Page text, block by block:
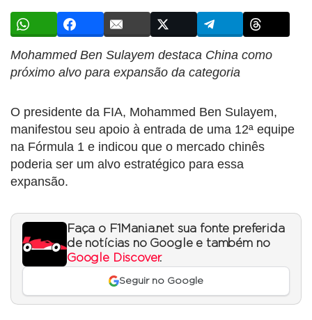
Mohammed Ben Sulayem destaca China como
próximo alvo para expansão da categoria
O presidente da FIA, Mohammed Ben Sulayem,
manifestou seu apoio à entrada de uma 12ª equipe
na Fórmula 1 e indicou que o mercado chinês
poderia ser um alvo estratégico para essa
expansão.
Faça o F1Mania.net sua fonte preferida
de notícias no Google e também no
Google Discover.
Seguir no Google